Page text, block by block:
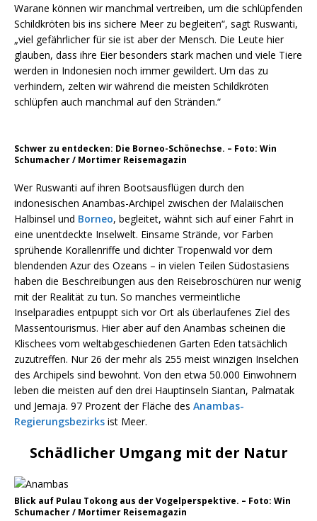
Warane können wir manchmal vertreiben, um die schlüpfenden
Schildkröten bis ins sichere Meer zu begleiten“, sagt Ruswanti,
„viel gefährlicher für sie ist aber der Mensch. Die Leute hier
glauben, dass ihre Eier besonders stark machen und viele Tiere
werden in Indonesien noch immer gewildert. Um das zu
verhindern, zelten wir während die meisten Schildkröten
schlüpfen auch manchmal auf den Stränden.“
Schwer zu entdecken: Die Borneo-Schönechse. – Foto: Win
Schumacher / Mortimer Reisemagazin
Wer Ruswanti auf ihren Bootsausflügen durch den
indonesischen Anambas-Archipel zwischen der Malaiischen
Halbinsel und Borneo, begleitet, wähnt sich auf einer Fahrt in
eine unentdeckte Inselwelt. Einsame Strände, vor Farben
sprühende Korallenriffe und dichter Tropenwald vor dem
blendenden Azur des Ozeans – in vielen Teilen Südostasiens
haben die Beschreibungen aus den Reisebroschüren nur wenig
mit der Realität zu tun. So manches vermeintliche
Inselparadies entpuppt sich vor Ort als überlaufenes Ziel des
Massentourismus. Hier aber auf den Anambas scheinen die
Klischees vom weltabgeschiedenen Garten Eden tatsächlich
zuzutreffen. Nur 26 der mehr als 255 meist winzigen Inselchen
des Archipels sind bewohnt. Von den etwa 50.000 Einwohnern
leben die meisten auf den drei Hauptinseln Siantan, Palmatak
und Jemaja. 97 Prozent der Fläche des Anambas-
Regierungsbezirks ist Meer.
Schädlicher Umgang mit der Natur
Blick auf Pulau Tokong aus der Vogelperspektive. – Foto: Win
Schumacher / Mortimer Reisemagazin